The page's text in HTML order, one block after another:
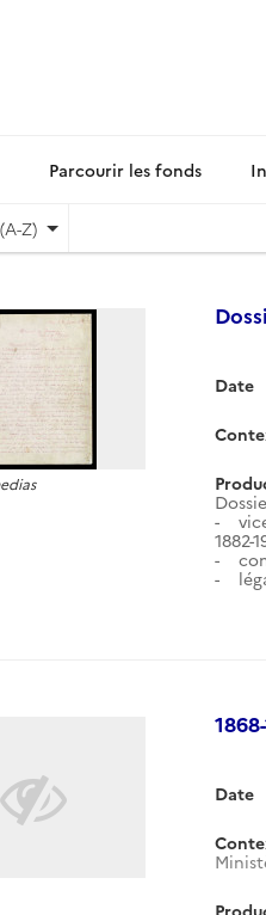
Parcourir les fonds
Z)
Date
-
1882-
-
-
Date